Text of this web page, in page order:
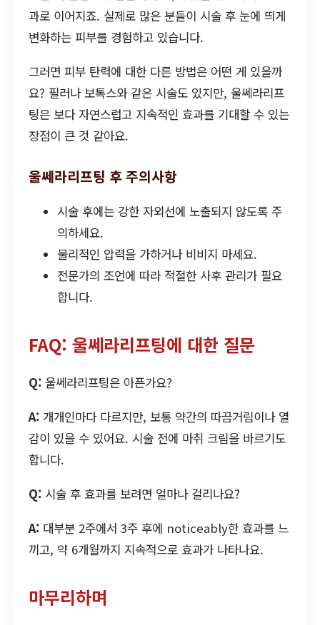
과로 이어지죠. 실제로 많은 분들이 시술 후 눈에 띄게
변화하는 피부를 경험하고 있습니다.
그러면 피부 탄력에 대한 다른 방법은 어떤 게 있을까
요? 필러나 보톡스와 같은 시술도 있지만, 울쎄라리프
팅은 보다 자연스럽고 지속적인 효과를 기대할 수 있는
장점이 큰 것 같아요.
울쎄라리프팅 후 주의사항
시술 후에는 강한 자외선에 노출되지 않도록 주
의하세요.
물리적인 압력을 가하거나 비비지 마세요.
전문가의 조언에 따라 적절한 사후 관리가 필요
합니다.
FAQ: 울쎄라리프팅에 대한 질문
Q: 울쎄라리프팅은 아픈가요?
A: 개개인마다 다르지만, 보통 약간의 따끔거림이나 열
감이 있을 수 있어요. 시술 전에 마취 크림을 바르기도
합니다.
Q: 시술 후 효과를 보려면 얼마나 걸리나요?
A: 대부분 2주에서 3주 후에 noticeably한 효과를 느
끼고, 약 6개월까지 지속적으로 효과가 나타나요.
마무리하며